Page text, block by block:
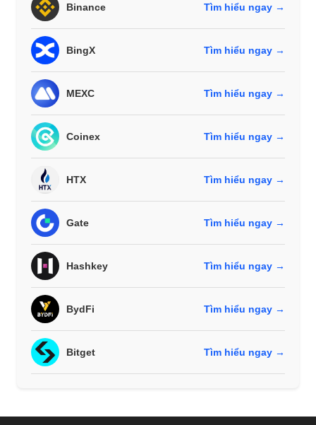
Binance Tìm hiểu ngay →
BingX Tìm hiểu ngay →
MEXC Tìm hiểu ngay →
Coinex Tìm hiểu ngay →
HTX Tìm hiểu ngay →
Gate Tìm hiểu ngay →
Hashkey Tìm hiểu ngay →
BydFi Tìm hiểu ngay →
Bitget Tìm hiểu ngay →